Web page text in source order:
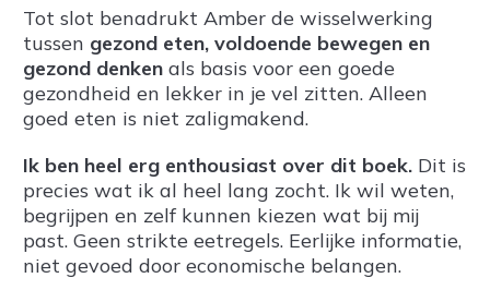
Tot slot benadrukt Amber de wisselwerking
tussen gezond eten, voldoende bewegen en
gezond denken als basis voor een goede
gezondheid en lekker in je vel zitten. Alleen
goed eten is niet zaligmakend.
Ik ben heel erg enthousiast over dit boek. Dit is
precies wat ik al heel lang zocht. Ik wil weten,
begrijpen en zelf kunnen kiezen wat bij mij
past. Geen strikte eetregels. Eerlijke informatie,
niet gevoed door economische belangen.